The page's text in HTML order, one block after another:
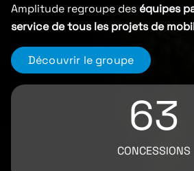
Amplitude regroupe des équipes
service de tous les projets de
Découvrir le groupe
63
CONCESSIONS